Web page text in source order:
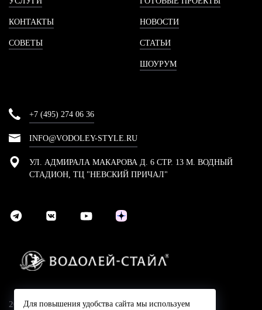
КОНТАКТЫ
СОВЕТЫ
НОВОСТИ
СТАТЬИ
ШОУРУМ
+7 (495) 274 06 36
INFO@VODOLEY-STYLE.RU
УЛ. АДМИРАЛА МАКАРОВА Д. 6 СТР. 13 М. ВОДНЫЙ
СТАДИОН, ТЦ "НЕВСКИЙ ПРИЧАЛ"
2024 © Компания Водолей-Cтайл
Для повышения удобства сайта мы используем